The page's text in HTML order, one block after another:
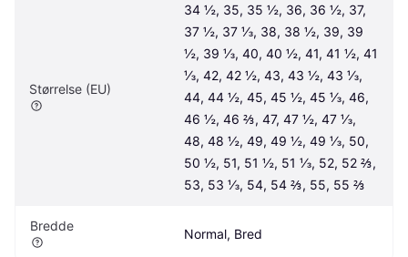
Størrelse (EU)
34 ½, 35, 35 ½, 36, 36 ½, 37,
37 ½, 37 ⅓, 38, 38 ½, 39, 39
½, 39 ⅓, 40, 40 ½, 41, 41 ½, 41
⅓, 42, 42 ½, 43, 43 ½, 43 ⅓,
44, 44 ½, 45, 45 ½, 45 ⅓, 46,
46 ½, 46 ⅔, 47, 47 ½, 47 ⅓,
48, 48 ½, 49, 49 ½, 49 ⅓, 50,
50 ½, 51, 51 ½, 51 ⅓, 52, 52 ⅔,
53, 53 ⅓, 54, 54 ⅔, 55, 55 ⅔
Bredde
Normal, Bred